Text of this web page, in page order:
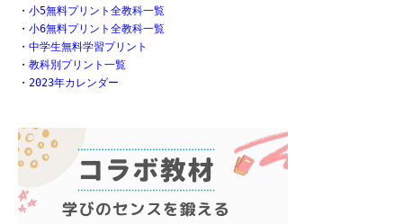
・ 小5無料プリント全教科一覧
・ 小6無料プリント全教科一覧
・ 中学生無料学習プリント
・ 教科別プリント一覧
・ 2023年カレンダー